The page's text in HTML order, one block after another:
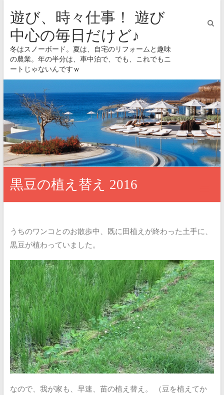
遊び、時々仕事！ 遊び
中心の毎日だけど♪
冬はスノーボード。夏は、自宅のリフォームと趣味
の農業。年の半分は、車中泊で、でも、これでもニ
ートじゃないんですｗ
黒豆の植え替え 2016
うちのワンコとのお散歩中、既に田植えが終わった土手に、
黒豆が植わっていました。
なので、我が家も、早速、苗の植え替え。
（豆を植えてか